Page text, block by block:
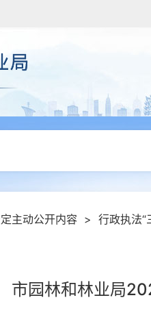
主动公开内容 > 行政执法“
市园林和林业局